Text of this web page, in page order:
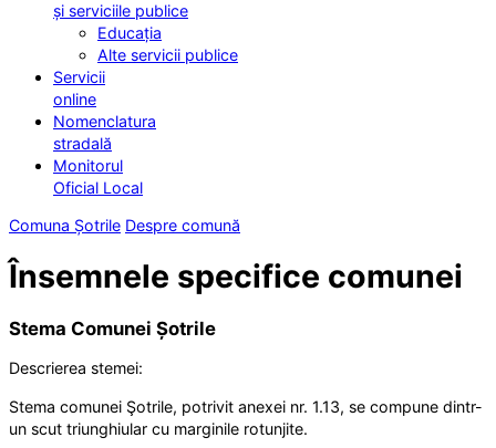
și serviciile publice
Educația
Alte servicii publice
Servicii
online
Nomenclatura
stradală
Monitorul
Oficial Local
Comuna Șotrile Despre comună
Însemnele specifice comunei
Stema Comunei Șotrile
Descrierea stemei:
Stema comunei Şotrile, potrivit anexei nr. 1.13, se compune dintr-
un scut triunghiular cu marginile rotunjite.